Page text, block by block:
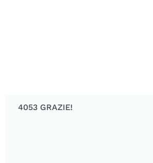
4053 GRAZIE!